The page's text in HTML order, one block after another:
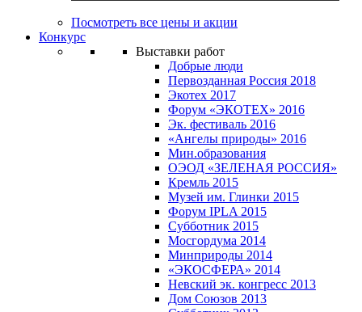
Посмотреть все цены и акции
Конкурс
Выставки работ
Добрые люди
Первозданная Россия 2018
Экотех 2017
Форум «ЭКОТЕХ» 2016
Эк. фестиваль 2016
«Ангелы природы» 2016
Мин.образования
ОЭОД «ЗЕЛЕНАЯ РОССИЯ»
Кремль 2015
Музей им. Глинки 2015
Форум IPLA 2015
Субботник 2015
Мосгордума 2014
Минприроды 2014
«ЭКОСФЕРА» 2014
Невский эк. конгресс 2013
Дом Союзов 2013